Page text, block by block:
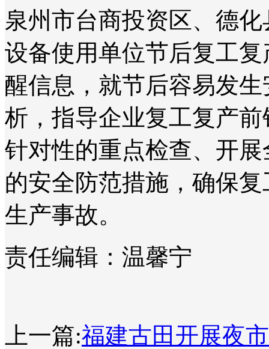
泉州市台商投资区、德
设备使用单位节后复工
醒信息，就节后容易发
析，指导企业复工复产
针对性的重点检查、开
的安全防范措施，确保
生产事故。
责任编辑：温馨宁
上一篇:福建古田开展夜